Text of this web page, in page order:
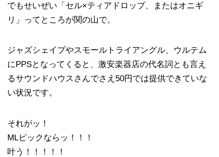
でもせいぜい「セル×ティアドロップ、またはオニギ
リ」ってところが関の山で。
ジャズシェイプやスモールトライアングル、ウルテム
にPPSとなってくると、激安楽器店の代名詞とも言え
るサウンドハウスさんでさえ50円では提供できていな
い状況です。
それがッ！
MLピックならッ！！！
叶う！！！！！